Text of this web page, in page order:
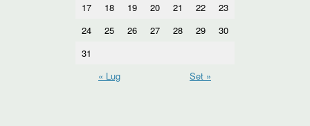
17
18 19 20 21 22
23
24
25 26 27 28 29
30
31
« Lug
Set »